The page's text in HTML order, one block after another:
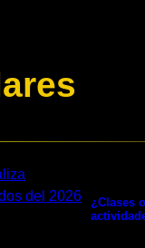
¿Clases